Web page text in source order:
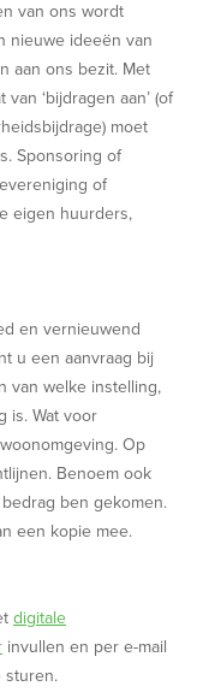
van ons wordt
nieuwe ideeën van
aan ons bezit. Met
‘bijdragen aan’ (of
moet
Sponsoring of
of
eigen huurders,
en vernieuwend
u een aanvraag bij
van welke instelling,
is. Wat voor
Op
Benoem ook
ben gekomen.
een kopie mee.
digitale
invullen en per e-mail
sturen.